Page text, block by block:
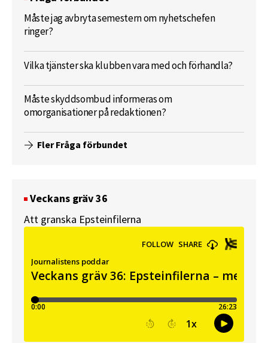
Måste jag avbryta semestern om nyhetschefen
ringer?
Vilka tjänster ska klubben vara med och förhandla?
Måste skyddsombud informeras om
omorganisationer på redaktionen?
Fler Fråga förbundet
Veckans gräv 36
Att granska Epsteinfilerna